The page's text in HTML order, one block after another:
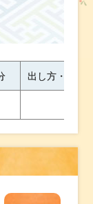
出し方・ワン